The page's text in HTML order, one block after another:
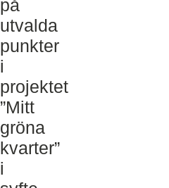
på
utvalda
punkter
i
projektet
”Mitt
gröna
kvarter”
i